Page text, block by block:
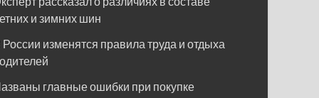
и зимних шин
России изменятся правила труда и отдыха
главные ошибки при покупке